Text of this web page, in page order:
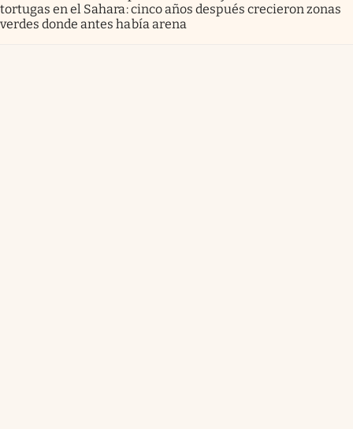
tortugas en el Sahara: cinco años después crecieron zonas
verdes donde antes había arena